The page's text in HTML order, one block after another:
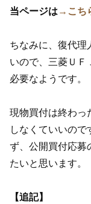
当ページは →こち
ちなみに、復代理
いので、三菱ＵＦ
必要なようです。
現物買付は終わっ
しなくていいので
ず、公開買付応募
たいと思います。
【追記】